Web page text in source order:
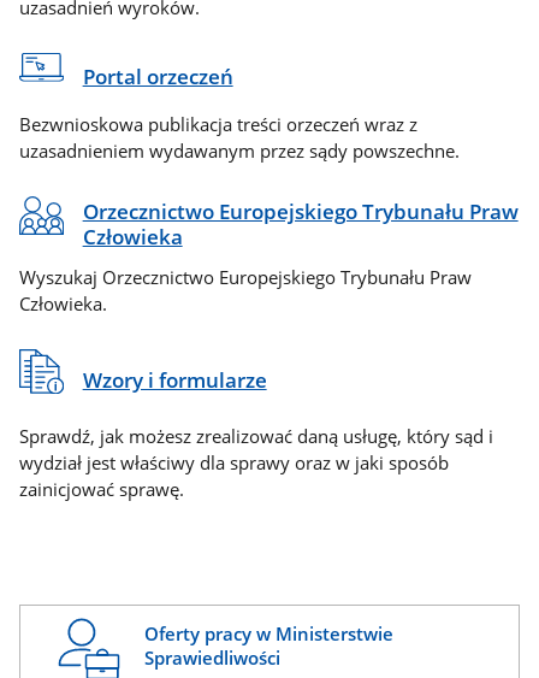
uzasadnień wyroków.
Portal orzeczeń
Bezwnioskowa publikacja treści orzeczeń wraz z
uzasadnieniem wydawanym przez sądy powszechne.
Orzecznictwo Europejskiego Trybunału Praw
Człowieka
Wyszukaj Orzecznictwo Europejskiego Trybunału Praw
Człowieka.
Wzory i formularze
Sprawdź, jak możesz zrealizować daną usługę, który sąd i
wydział jest właściwy dla sprawy oraz w jaki sposób
zainicjować sprawę.
Oferty pracy w Ministerstwie
Sprawiedliwości